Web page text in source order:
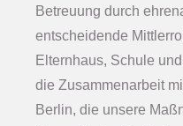
Betreuung durch
entscheidende
Elternhaus, Schule
die Zusammenarbeit
Berlin, die unsere